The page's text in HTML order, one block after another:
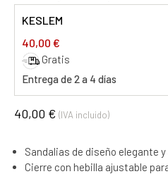
KESLEM
40,00 €
Gratis
Entrega de 2 a 4 días
40,00 € (IVA incluido)
Sandalias de diseño elegante
Cierre con hebilla ajustable